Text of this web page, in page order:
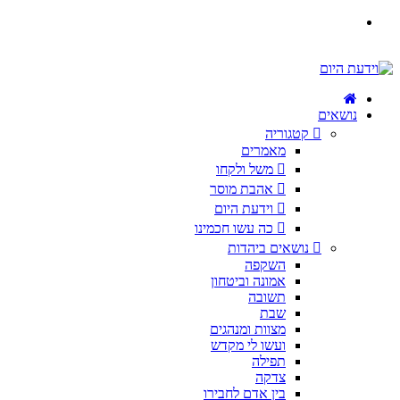
נושאים
קטגוריה
מאמרים
משל ולקחו
אהבת מוסר
וידעת היום
כה עשו חכמינו
נושאים ביהדות
השקפה
אמונה וביטחון
תשובה
שבת
מצוות ומנהגים
ועשו לי מקדש
תפילה
צדקה
בין אדם לחבירו